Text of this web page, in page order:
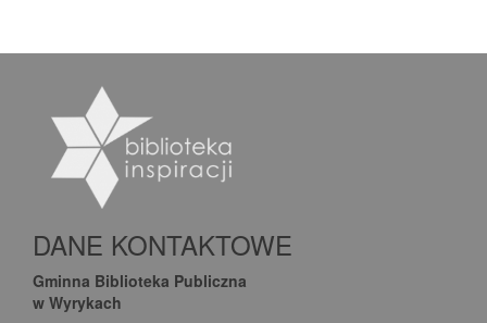
DANE KONTAKTOWE
Gminna Biblioteka Publiczna
w Wyrykach